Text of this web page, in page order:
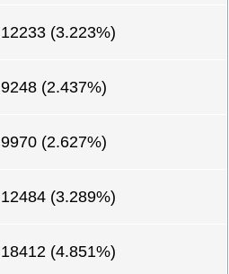
12233 (3.223%)
9248 (2.437%)
9970 (2.627%)
12484 (3.289%)
18412 (4.851%)